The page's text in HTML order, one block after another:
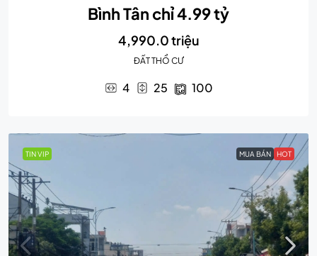
Bình Tân chỉ 4.99 tỷ
4,990.0 triệu
ĐẤT THỔ CƯ
4 25 100
TIN VIP MUA BÁN HOT